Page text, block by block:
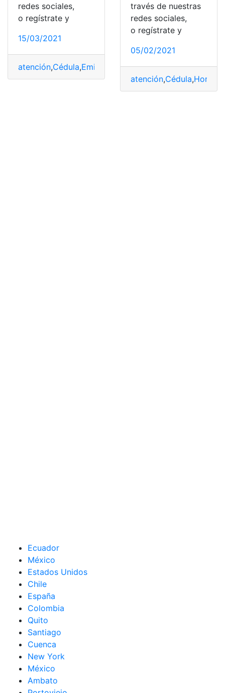
redes sociales,
o regístrate y
15/03/2021
atención,Cédula,Emisión Horarios,Registro Civil
través de nuestras
redes sociales,
o regístrate y
05/02/2021
atención,Cédula,
Ecuador
México
Estados Unidos
Chile
España
Colombia
Quito
Santiago
Cuenca
New York
México
Ambato